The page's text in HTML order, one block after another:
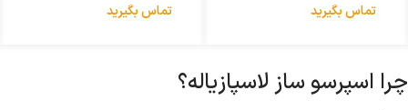
تماس بگیرید
تماس بگیرید
چرا اسپرسو ساز لاسپازیاله؟